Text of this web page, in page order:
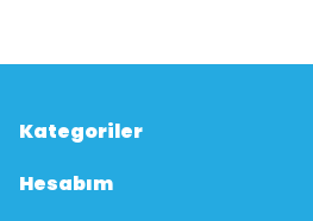
Kategoriler
Hesabım